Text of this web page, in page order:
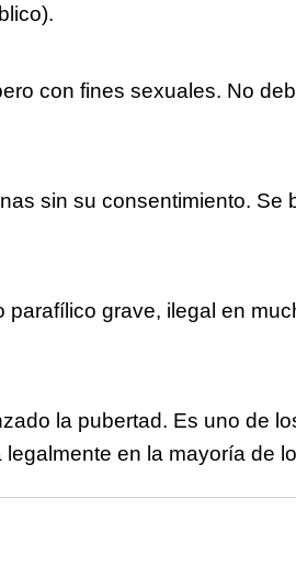
con fines sexuales. No
sin su consentimiento. Se
grave, ilegal en
la pubertad. Es uno de
en la mayoría de